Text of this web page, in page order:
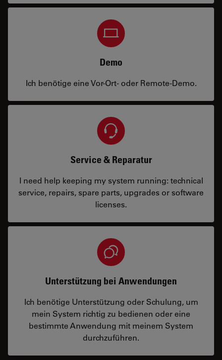
Demo
Ich benötige eine Vor-Ort- oder Remote-Demo.
Service & Reparatur
I need help keeping my system running: technical
service, repairs, spare parts, upgrades or software
licenses.
Unterstützung bei Anwendungen
Ich benötige Unterstützung oder Schulung, um
mein System richtig zu bedienen oder eine
bestimmte Anwendung mit meinem System
durchzuführen.